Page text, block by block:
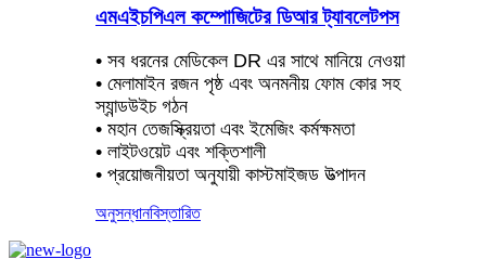
এমএইচপিএল কম্পোজিটের ডিআর ট্যাবলেটপস
• সব ধরনের মেডিকেল DR এর সাথে মানিয়ে নেওয়া
• মেলামাইন রজন পৃষ্ঠ এবং অনমনীয় ফোম কোর সহ
স্যান্ডউইচ গঠন
• মহান তেজস্ক্রিয়তা এবং ইমেজিং কর্মক্ষমতা
• লাইটওয়েট এবং শক্তিশালী
• প্রয়োজনীয়তা অনুযায়ী কাস্টমাইজড উত্পাদন
অনুসন্ধানবিস্তারিত